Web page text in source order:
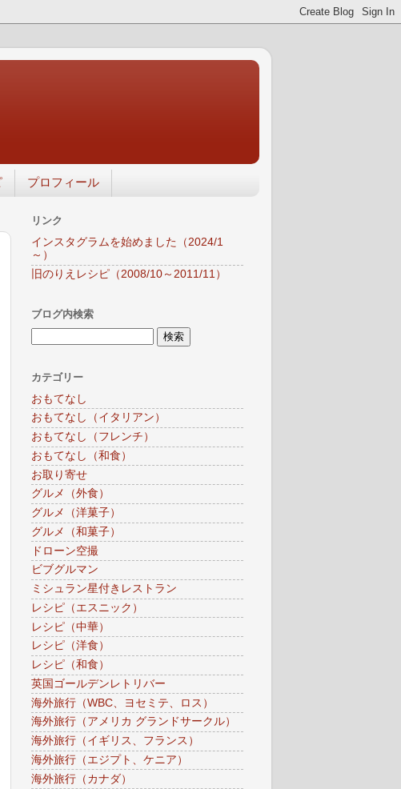
プロフィール
リンク
インスタグラムを始めました（2024/1
～）
旧のりえレシピ（2008/10～2011/11）
ブログ内検索
カテゴリー
おもてなし
おもてなし（イタリアン）
おもてなし（フレンチ）
おもてなし（和食）
お取り寄せ
グルメ（外食）
グルメ（洋菓子）
グルメ（和菓子）
ドローン空撮
ビブグルマン
ミシュラン星付きレストラン
レシピ（エスニック）
レシピ（中華）
レシピ（洋食）
レシピ（和食）
英国ゴールデンレトリバー
海外旅行（WBC、ヨセミテ、ロス）
海外旅行（アメリカ グランドサークル）
海外旅行（イギリス、フランス）
海外旅行（エジプト、ケニア）
海外旅行（カナダ）